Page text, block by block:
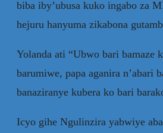
biba iby’ubusa kuko ingabo za
hejuru hanyuma zikabona
Yolanda ati “Ubwo bari bamaze
barumiwe, papa aganira n’abari
banaziranye kubera ko bari
Icyo gihe Ngulinzira yabwiye